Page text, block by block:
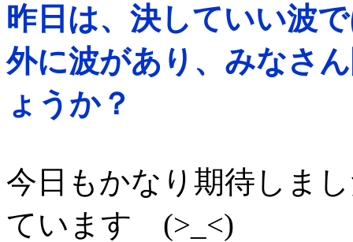
昨日は、決していい波
外に波があり、みなさ
ょうか？
今日もかなり期待しま
ています (>_<)